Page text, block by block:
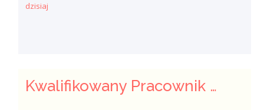
dzisiaj
Kwalifikowany Pracownik / Kwalifikowana Pracowniczka Ochrony